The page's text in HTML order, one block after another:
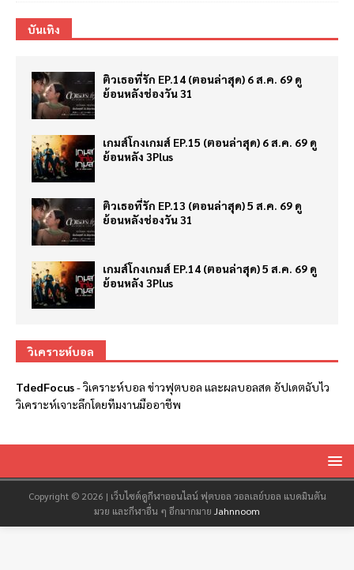
บันเทิง
ติวเธอที่รัก EP.14 (ตอนล่าสุด) 6 ส.ค. 69 ดู
ย้อนหลังช่องวัน 31
เกมส์โกงเกมส์ EP.15 (ตอนล่าสุด) 6 ส.ค. 69 ดู
ย้อนหลัง 3Plus
ติวเธอที่รัก EP.13 (ตอนล่าสุด) 5 ส.ค. 69 ดู
ย้อนหลังช่องวัน 31
เกมส์โกงเกมส์ EP.14 (ตอนล่าสุด) 5 ส.ค. 69 ดู
ย้อนหลัง 3Plus
วิเคราะห์บอล
TdedFocus-วิเคราะห์บอล ข่าวฟุตบอล และผลบอลสด อัปเดตฉับไว
วิเคราะห์เจาะลึกโดยทีมงานมืออาชีพ
Copyright © 2026 | เว็บไซต์ดูกีฬาออนไลน์ ฟุตบอล วอลเลย์บอล แบดมินตัน
มวย และกีฬาอื่น ๆ อีกมากมาย Jahnnoom